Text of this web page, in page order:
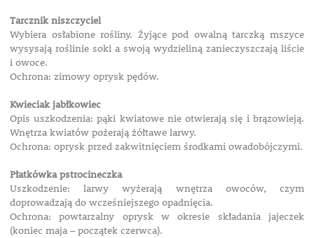
Tarcznik niszczyciel
Wybiera osłabione rośliny. Żyjące pod owalną tarczką mszyce
wysysają roślinie soki a swoją wydzieliną zanieczyszczają liście
i owoce.
Ochrona: zimowy oprysk pędów.
Kwieciak jabłkowiec
Opis uszkodzenia: pąki kwiatowe nie otwierają się i brązowieją.
Wnętrza kwiatów pożerają żółtawe larwy.
Ochrona: oprysk przed zakwitnięciem środkami owadobójczymi.
Płatkówka pstrocineczka
Uszkodzenie: larwy wyżerają wnętrza owoców, czym
doprowadzają do wcześniejszego opadnięcia.
Ochrona: powtarzalny oprysk w okresie składania jajeczek
(koniec maja – początek czerwca).